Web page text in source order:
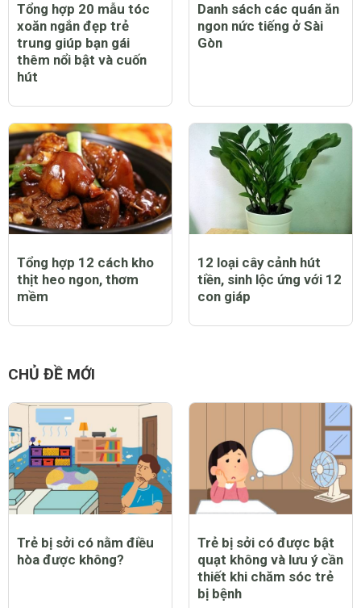
Tổng hợp 20 mẫu tóc
xoăn ngắn đẹp trẻ
trung giúp bạn gái
thêm nổi bật và cuốn
hút
Danh sách các quán ăn
ngon nức tiếng ở Sài
Gòn
Tổng hợp 12 cách kho
thịt heo ngon, thơm
mềm
12 loại cây cảnh hút
tiền, sinh lộc ứng với 12
con giáp
CHỦ ĐỀ MỚI
Trẻ bị sởi có nằm điều
hòa được không?
Trẻ bị sởi có được bật
quạt không và lưu ý cần
thiết khi chăm sóc trẻ
bị bệnh